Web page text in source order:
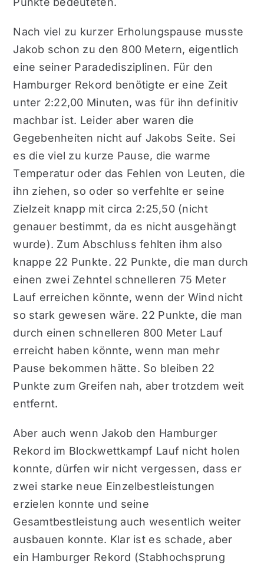
Nach viel zu kurzer Erholungspause musste
Jakob schon zu den 800 Metern, eigentlich
eine seiner Paradedisziplinen. Für den
Hamburger Rekord benötigte er eine Zeit
unter 2:22,00 Minuten, was für ihn definitiv
machbar ist. Leider aber waren die
Gegebenheiten nicht auf Jakobs Seite. Sei
es die viel zu kurze Pause, die warme
Temperatur oder das Fehlen von Leuten, die
ihn ziehen, so oder so verfehlte er seine
Zielzeit knapp mit circa 2:25,50 (nicht
genauer bestimmt, da es nicht ausgehängt
wurde). Zum Abschluss fehlten ihm also
knappe 22 Punkte. 22 Punkte, die man durch
einen zwei Zehntel schnelleren 75 Meter
Lauf erreichen könnte, wenn der Wind nicht
so stark gewesen wäre. 22 Punkte, die man
durch einen schnelleren 800 Meter Lauf
erreicht haben könnte, wenn man mehr
Pause bekommen hätte. So bleiben 22
Punkte zum Greifen nah, aber trotzdem weit
entfernt.
Aber auch wenn Jakob den Hamburger
Rekord im Blockwettkampf Lauf nicht holen
konnte, dürfen wir nicht vergessen, dass er
zwei starke neue Einzelbestleistungen
erzielen konnte und seine
Gesamtbestleistung auch wesentlich weiter
ausbauen konnte. Klar ist es schade, aber
ein Hamburger Rekord (Stabhochsprung